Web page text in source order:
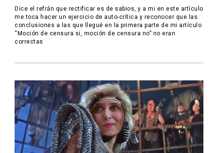
Dice el refrán que rectificar es de sabios, y a mi en este artículo
me toca hacer un ejercicio de auto-crítica y reconocer que las
conclusiones a las que llegué en la primera parte de mi artículo
“Moción de censura si, moción de censura no” no eran
correctas